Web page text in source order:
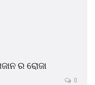
ର ରୋଜା
0